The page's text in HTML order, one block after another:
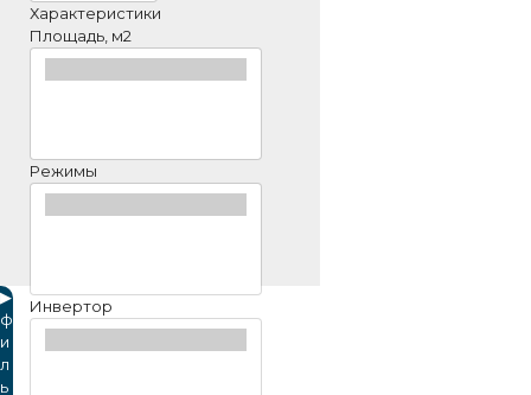
Характеристики
Площадь, м2
Режимы
Инвертор
▶
ф
и
л
ь